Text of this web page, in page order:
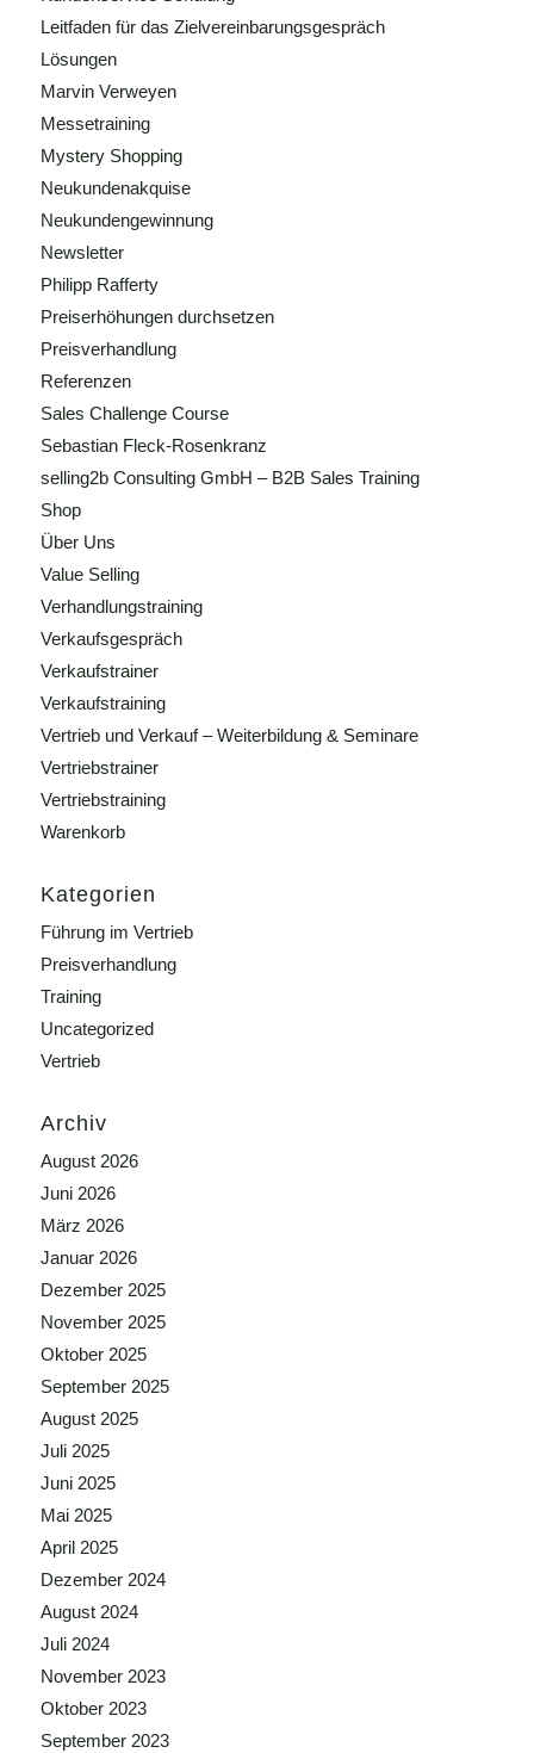
Leitfaden für das Zielvereinbarungsgespräch
Lösungen
Marvin Verweyen
Messetraining
Mystery Shopping
Neukundenakquise
Neukundengewinnung
Newsletter
Philipp Rafferty
Preiserhöhungen durchsetzen
Preisverhandlung
Referenzen
Sales Challenge Course
Sebastian Fleck-Rosenkranz
selling2b Consulting GmbH – B2B Sales Training
Shop
Über Uns
Value Selling
Verhandlungstraining
Verkaufsgespräch
Verkaufstrainer
Verkaufstraining
Vertrieb und Verkauf – Weiterbildung & Seminare
Vertriebstrainer
Vertriebstraining
Warenkorb
Kategorien
Führung im Vertrieb
Preisverhandlung
Training
Uncategorized
Vertrieb
Archiv
August 2026
Juni 2026
März 2026
Januar 2026
Dezember 2025
November 2025
Oktober 2025
September 2025
August 2025
Juli 2025
Juni 2025
Mai 2025
April 2025
Dezember 2024
August 2024
Juli 2024
November 2023
Oktober 2023
September 2023